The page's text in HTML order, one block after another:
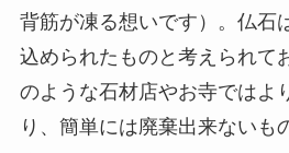
背筋が凍る想いです）。仏石
込められたものと考えられて
のような石材店やお寺ではよ
り、簡単には廃棄出来ないも